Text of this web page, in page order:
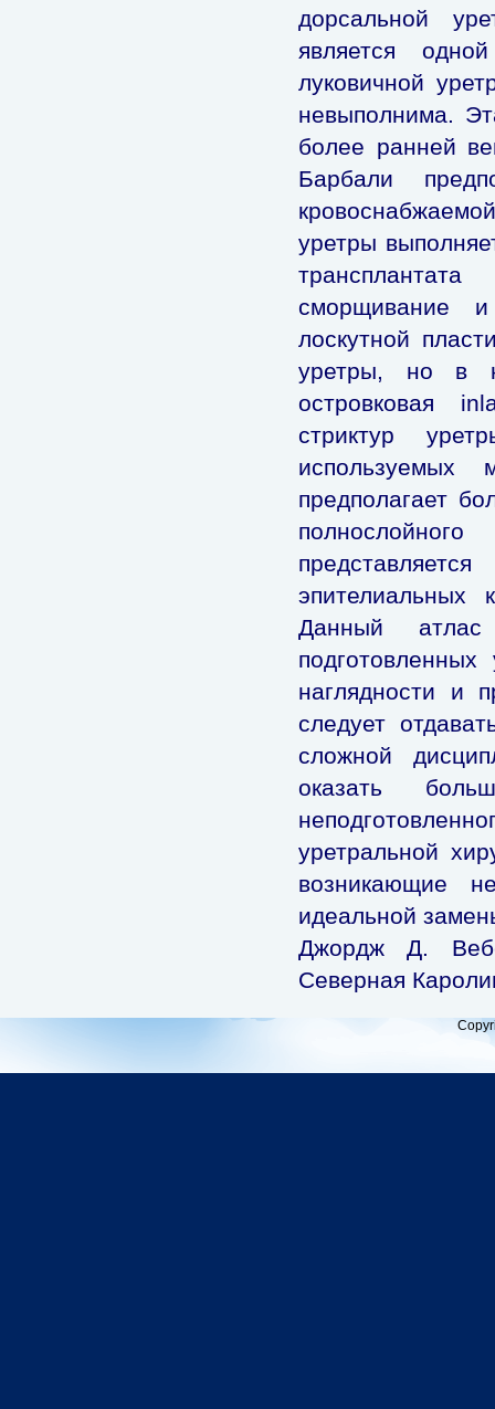
дорсальной
является
луковичной
невыполнима.
более ранней
Барбали
уретры
сморщивание
лоскутной
уретры, но в
островковая
стриктур
используемых
предполагает
Данный атлас
наглядности и
следует
сложной
оказать
уретральной
возникающие
идеальной
Джордж Д.
Северная